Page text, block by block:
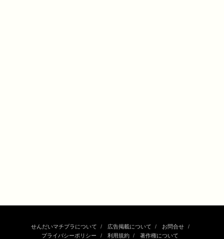
せんだいマチプラについて 広告掲載について
お問合せ
プライバシーポリシー
利用規約 著作権について